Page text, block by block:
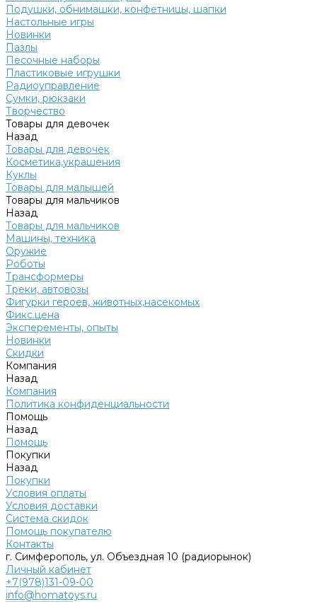
Подушки, обнимашки, конфетницы, шапки
Настольные игры
Новинки
Пазлы
Песочные наборы
Пластиковые игрушки
Радиоуправление
Сумки, рюкзаки
Творчество
Товары для девочек
Назад
Товары для девочек
Косметика,украшения
Куклы
Товары для малышей
Товары для мальчиков
Назад
Товары для мальчиков
Машины, техника
Оружие
Роботы
Трансформеры
Треки, автовозы
Фигурки героев, животных,насекомых
Фикс.цена
Эксперементы, опыты
Новинки
Скидки
Компания
Назад
Компания
Политика конфиденциальности
Помощь
Назад
Помощь
Покупки
Назад
Покупки
Условия оплаты
Условия доставки
Система скидок
Помощь покупателю
Контакты
г. Симферополь, ул. Объездная 10 (радиорынок)
Личный кабинет
+7(978)131-09-00
info@homatoys.ru